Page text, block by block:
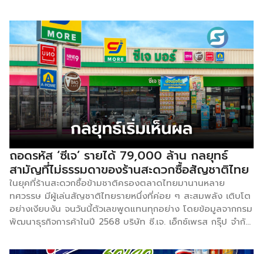
สะดวกซื้อ นั่นคือมรดกที่ซูซูกิทิ้งไว้ให้กับโลกธุรกิจใบนี้ จาก
คนนอกวงการ สู่ผู้เปลี่ยนโฉมค้าปลีกญี่ปุ่น ซูซูกิไม่ได้เริ่มต้นใน
ฐานะนักธุรกิจค้าปลีก เขาจบการศึกษาจากมหาวิทยาลัยชูโอ และ
เคยทำงานในธุรกิจจัดจำหน่ายหนังสือ ก่อนจะเข้าร่วมกับบริษัท
Ito-Yokado ในปี 1963 และในปี 1973 เขาตัดสินใจที่หลายคน
มองว่า “บ้า” ด้วยการนำแฟรนไชส์ 7-Eleven จากอเมริกามาเปิด
ในญี่ปุ่น ท่ามกลางเสียงสงสัยจากทั้งคนทั้งใน และนอกองค์กร
แต่สิ่งที่เจ้าตัวยึดมั่น คือจะไม่ “ก๊อปปี๊” โมเดลอเมริกามาทั้งหมด
แต่จะทำให้ดีขึ้นกว่าเดิม […]
ถอดรหัส ‘ซีเจ’ รายได้ 79,000 ล้าน กลยุทธ์
สามัญที่ไม่ธรรมดาของร้านสะดวกซื้อสัญชาติไทย
ในยุคที่ร้านสะดวกซื้อข้ามชาติครองตลาดไทยมานานหลาย
ทศวรรษ มีผู้เล่นสัญชาติไทยรายหนึ่งที่ค่อย ๆ สะสมพลัง เติบโต
อย่างเงียบงัน จนวันนี้ตัวเลขพูดแทนทุกอย่าง โดยข้อมูลจากกรม
พัฒนาธุรกิจการค้าในปี 2568 บริษัท ซี.เจ. เอ็กซ์เพรส กรุ๊ป จำกัด
เติบโต 33% และมีกำไรสุทธิ 4,955 ล้านบาท เติบโต 28% เมื่อ